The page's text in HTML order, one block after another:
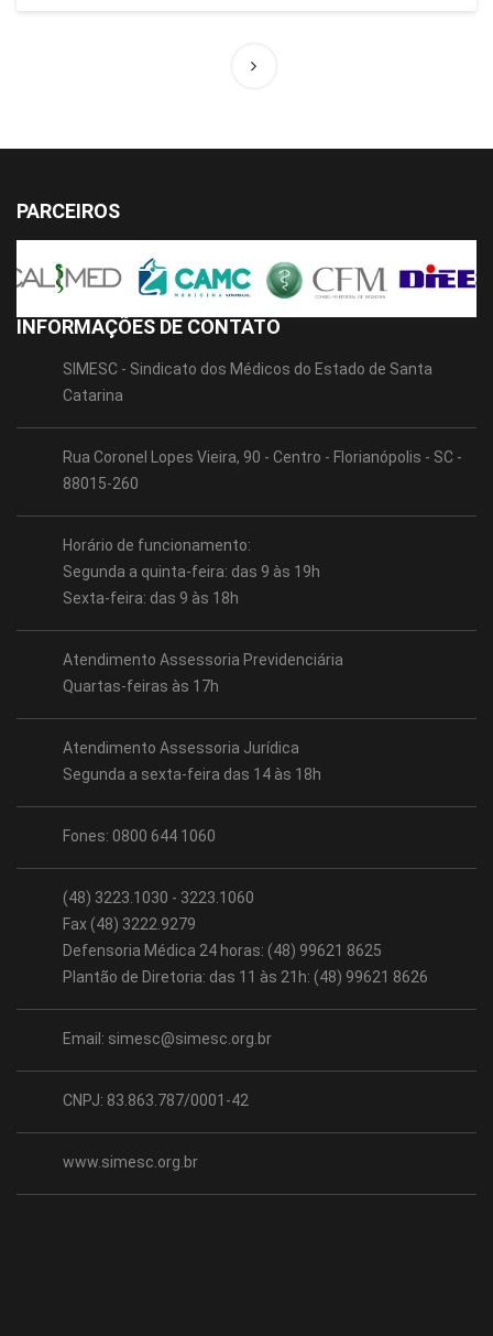
PARCEIROS
INFORMAÇÕES DE CONTATO
SIMESC - Sindicato dos Médicos do Estado de Santa
Catarina
Rua Coronel Lopes Vieira, 90 - Centro - Florianópolis - SC -
88015-260
Horário de funcionamento:
Segunda a quinta-feira: das 9 às 19h
Sexta-feira: das 9 às 18h
Atendimento Assessoria Previdenciária
Quartas-feiras às 17h
Atendimento Assessoria Jurídica
Segunda a sexta-feira das 14 às 18h
Fones: 0800 644 1060
(48) 3223.1030 - 3223.1060
Fax (48) 3222.9279
Defensoria Médica 24 horas: (48) 99621 8625
Plantão de Diretoria: das 11 às 21h: (48) 99621 8626
Email: simesc@simesc.org.br
CNPJ: 83.863.787/0001-42
www.simesc.org.br